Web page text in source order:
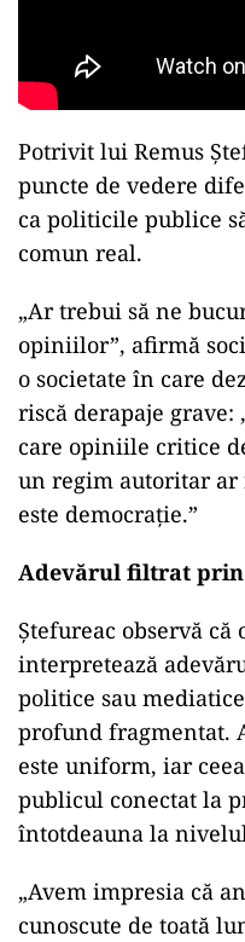
Potrivit lui Remus
puncte de vedere
ca politicile publice
comun real.
„Ar trebui să ne
opiniilor”, afirmă
o societate în care
riscă derapaje
care opiniile critice
un regim autoritar ar
este democrație.”
Adevărul filtrat prin
Ștefureac observă că
interpretează
politice sau
profund fragmentat.
este uniform, iar
publicul conectat la
întotdeauna la
„Avem impresia că
cunoscute de toată